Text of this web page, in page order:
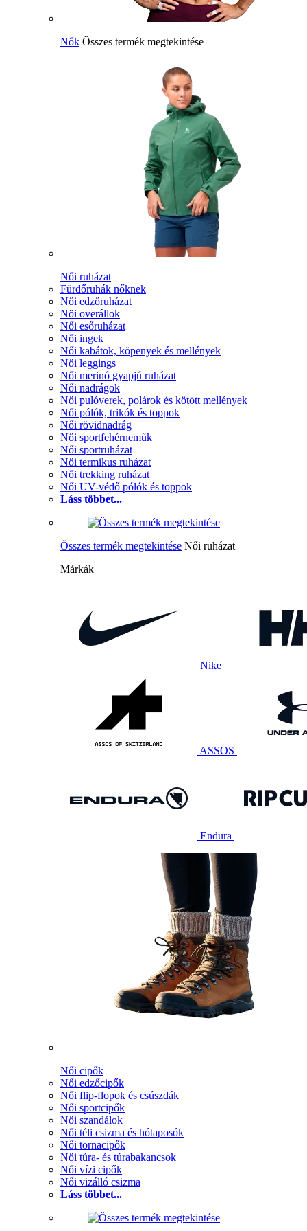
Nők Összes termék megtekintése
Női ruházat
Fürdőruhák nőknek
Női edzőruházat
Nöi overállok
Női esőruházat
Női ingek
Női kabátok, köpenyek és mellények
Női leggings
Női merinó gyapjú ruházat
Női nadrágok
Női pulóverek, polárok és kötött mellények
Női pólók, trikók és toppok
Női rövidnadrág
Női sportfehérneműk
Női sportruházat
Női termikus ruházat
Női trekking ruházat
Női UV-védő pólók és toppok
Láss többet...
Összes termék megtekintése Női ruházat
Márkák
Nike
ASSOS
Endura
Női cipők
Női edzőcipők
Női flip-flopok és csúszdák
Női sportcipők
Női szandálok
Női téli csizma és hótaposók
Női tornacipők
Női túra- és túrabakancsok
Női vízi cipők
Női vizálló csizma
Láss többet...